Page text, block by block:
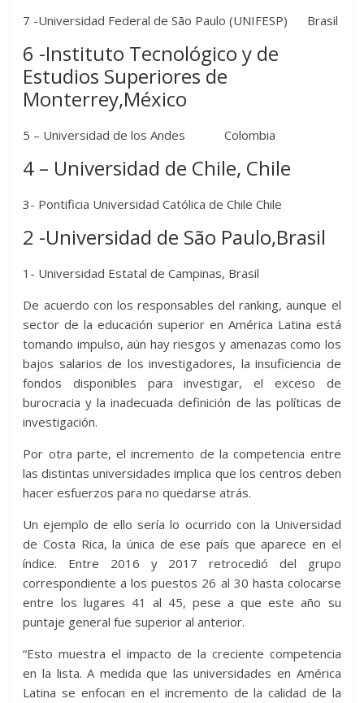
7 -Universidad Federal de São Paulo (UNIFESP) Brasil
6 -Instituto Tecnológico y de
Estudios Superiores de
Monterrey,México
5 – Universidad de los Andes Colombia
4 – Universidad de Chile, Chile
3- Pontificia Universidad Católica de Chile Chile
2 -Universidad de São Paulo,Brasil
1- Universidad Estatal de Campinas, Brasil
De acuerdo con los responsables del ranking, aunque el
sector de la educación superior en América Latina está
tomando impulso, aún hay riesgos y amenazas como los
bajos salarios de los investigadores, la insuficiencia de
fondos disponibles para investigar, el exceso de
burocracia y la inadecuada definición de las políticas de
investigación.
Por otra parte, el incremento de la competencia entre
las distintas universidades implica que los centros deben
hacer esfuerzos para no quedarse atrás.
Un ejemplo de ello sería lo ocurrido con la Universidad
de Costa Rica, la única de ese país que aparece en el
índice. Entre 2016 y 2017 retrocedió del grupo
correspondiente a los puestos 26 al 30 hasta colocarse
entre los lugares 41 al 45, pese a que este año su
puntaje general fue superior al anterior.
“Esto muestra el impacto de la creciente competencia
en la lista. A medida que las universidades en América
Latina se enfocan en el incremento de la calidad de la